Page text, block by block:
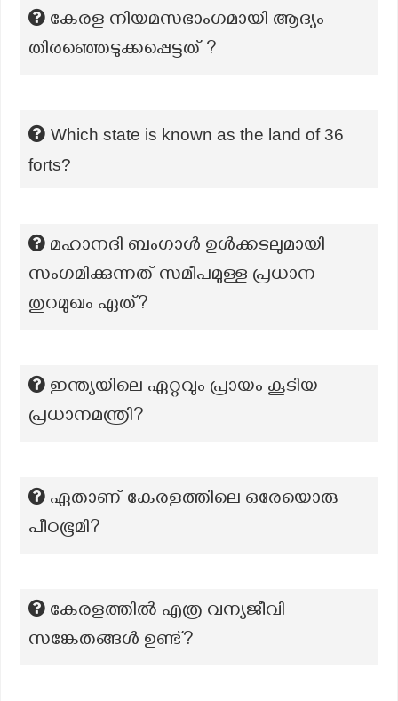
കേരള നിയമസഭാംഗമായി ആദ്യം
തിരഞ്ഞെടുക്കപ്പെട്ടത് ?
Which state is known as the land of 36
forts?
മഹാനദി ബംഗാൾ ഉൾക്കടലുമായി
സംഗമിക്കുന്നത് സമീപമുള്ള പ്രധാന
തുറമുഖം ഏത്?
ഇന്ത്യയിലെ ഏറ്റവും പ്രായം കൂടിയ
പ്രധാനമന്ത്രി?
ഏതാണ് കേരളത്തിലെ ഒരേയൊരു
പീഠഭൂമി?
കേരളത്തിൽ എത്ര വന്യജീവി
സങ്കേതങ്ങൾ ഉണ്ട്?